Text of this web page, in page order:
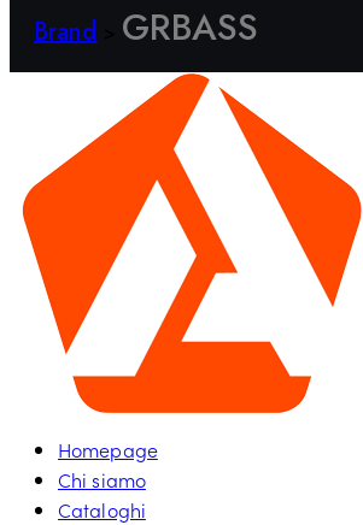
Brand GRBASS
Homepage
Chi siamo
Cataloghi